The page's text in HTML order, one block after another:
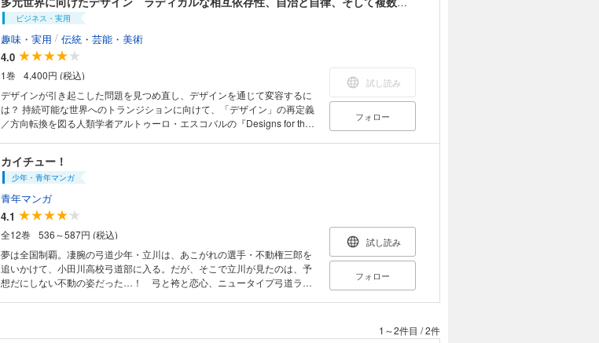
ビジネス・実用
趣味・実用 / 伝統・芸能・美術
4.0
1巻
4,400円 (税込)
デザインが引き起こした問題を見つめ直し、デザインを通じて変容するに
は？ 持続可能な世界へのトランジションに向けて、「デザイン」の再定義
／方向転換を図る人類学者アルトゥーロ・エスコバルの『Designs for the
分野を横断しながら、西洋近代資本主義的な単一の未来ではなく、場所に
根ざした複数の未来をつくるための手立てを模索する本書は、これからの
デザインのあり方に大きな問い直しを迫ります。世界中の多くのデザイン
スクールで課題図書として挙げられる、必読の一冊です。 気候変動や生態
系破壊、あるいは経済的不平等や文化的抑圧など、社会生態学的危機が蔓
延する現状に対して、我々はどのように存在し、思考し、実践できるの
か。エスコバルが本書のタイトルに掲げた「多元世界」のためのデザイン
とは、危機の原因とされる「（近代的世界観に依った）一つの世界＝
OWW」に対抗するものだが、はたしてデザインは多元世界への移行の手
立てとなりうるのか。本書は以上のような問いに立ち向かうべく、各二章
からなる三部構成の本論と、序文、序論、結論、そして注釈で構成された
試し読み
フォロー
カイチュー！
少年・青年マンガ
青年マンガ
4.1
全12巻
536～587円 (税込)
夢は全国制覇。凄腕の弓道少年・立川は、あこがれの選手・不動権三郎を
追いかけて、小田川高校弓道部に入る。だが、そこで立川が見たのは、予
想だにしない不動の姿だった…！ 弓と袴と恋心、ニュータイプ弓道ラブ
試し読み
フォロー
1～2件目 /2件